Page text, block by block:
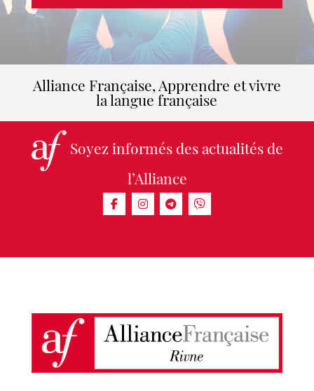
Alliance Française, Apprendre et vivre
la langue française
Soyez informés des actualités de
l’Alliance